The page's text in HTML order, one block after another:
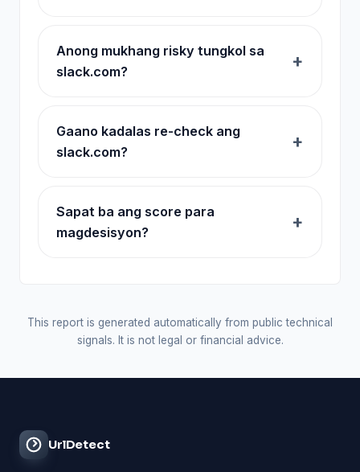
Anong mukhang risky tungkol sa
slack.com?
Gaano kadalas re-check ang
slack.com?
Sapat ba ang score para
magdesisyon?
This report is generated automatically from public technical
signals. It is not legal or financial advice.
UrlDetect